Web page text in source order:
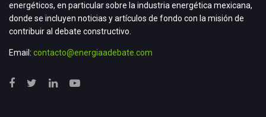
energéticos, en particular sobre la industria energética mexicana,
donde se incluyen noticias y artículos de fondo con la misión de
contribuir al debate constructivo.
Email: contacto@energiaadebate.com